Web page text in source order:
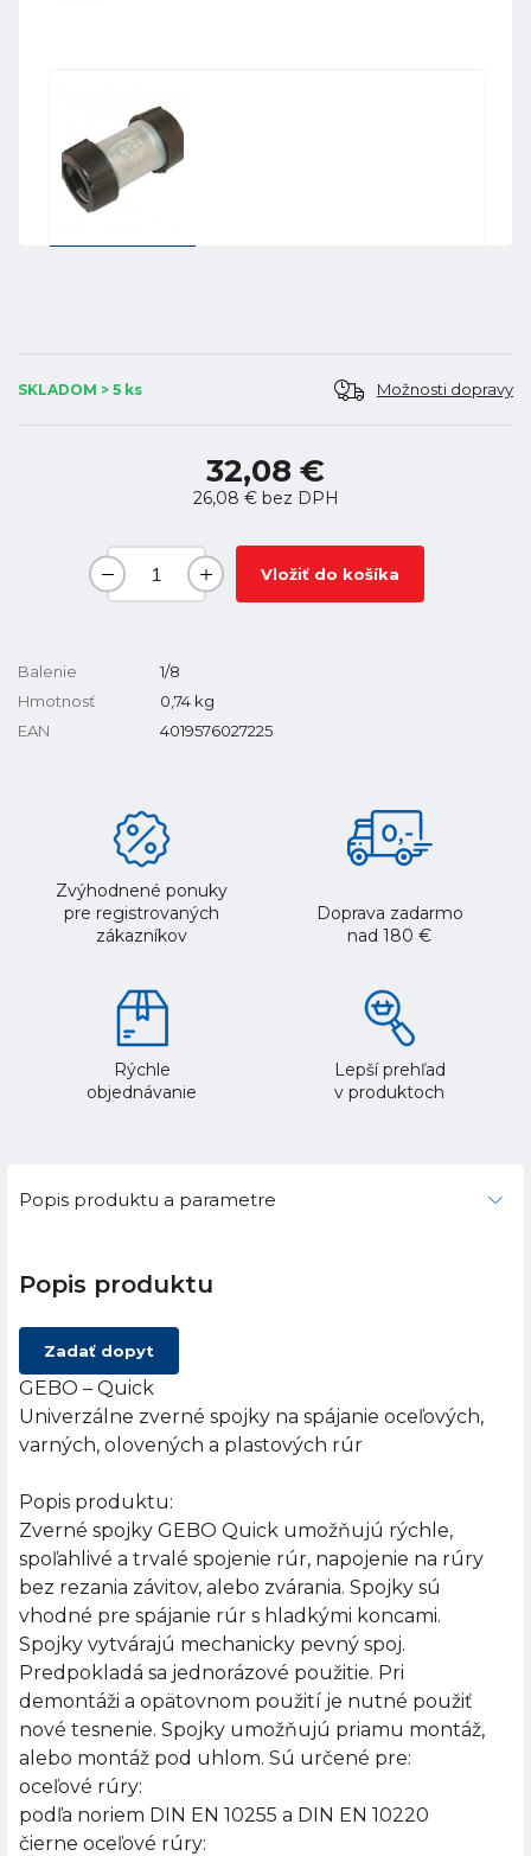
SKLADOM > 5 ks Možnosti dopravy
32,08 €
26,08 €bez DPH
Vložiť do košíka
Balenie
1/8
Hmotnosť
0,74 kg
EAN
4019576027225
Zvýhodnené ponuky
pre registrovaných
zákazníkov
Doprava zadarmo
nad 180 €
Rýchle
objednávanie
Lepší prehľad
v produktoch
Popis produktu a parametre
Popis produktu
Zadať dopyt
GEBO – Quick
Univerzálne zverné spojky na spájanie oceľových,
varných, olovených a plastových rúr
Popis produktu:
Zverné spojky GEBO Quick umožňujú rýchle,
spoľahlivé a trvalé spojenie rúr, napojenie na rúry
bez rezania závitov, alebo zvárania. Spojky sú
vhodné pre spájanie rúr s hladkými koncami.
Spojky vytvárajú mechanicky pevný spoj.
Predpokladá sa jednorázové použitie. Pri
demontáži a opätovnom použití je nutné použiť
nové tesnenie. Spojky umožňujú priamu montáž,
alebo montáž pod uhlom. Sú určené pre:
oceľové rúry:
podľa noriem DIN EN 10255 a DIN EN 10220
čierne oceľové rúry: